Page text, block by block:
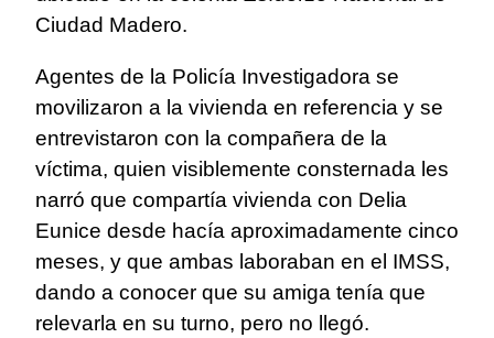
Ciudad Madero.
Agentes de la Policía Investigadora se
movilizaron a la vivienda en referencia y se
entrevistaron con la compañera de la
víctima, quien visiblemente consternada les
narró que compartía vivienda con Delia
Eunice desde hacía aproximadamente cinco
meses, y que ambas laboraban en el IMSS,
dando a conocer que su amiga tenía que
relevarla en su turno, pero no llegó.